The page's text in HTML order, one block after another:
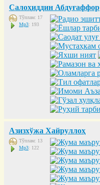
Салоҳиддин Абдуғаффор
Тўплам: 17
Mp3: 193
Азизхўжа Хайруллоҳ
Тўплам: 13
Mp3: 122